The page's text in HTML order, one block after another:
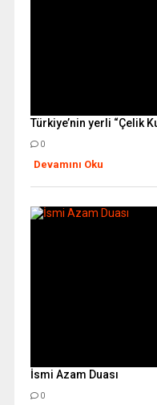
Türkiye’nin yerli “Çelik
0
Devamını Oku
İsmi Azam Duası
0